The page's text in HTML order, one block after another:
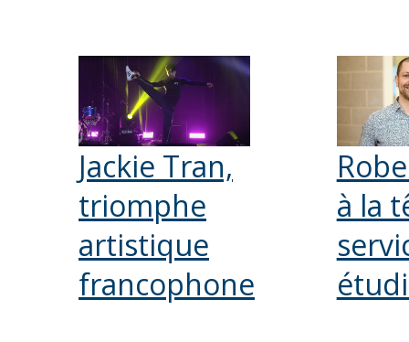
Jackie Tran,
triomphe
artistique
francophone
à la